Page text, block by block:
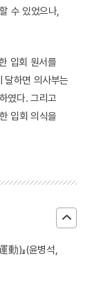
수 있었으나,
입회 원서를
달하면 의사부는
였다. 그리고
입회 의식을
)』(윤병석,